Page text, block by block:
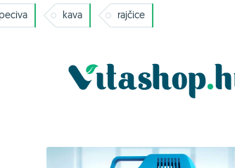
peciva kava rajčice